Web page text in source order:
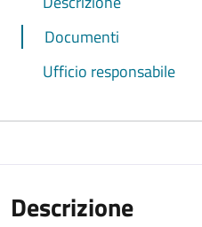
Documenti
Ufficio responsabile
Descrizione